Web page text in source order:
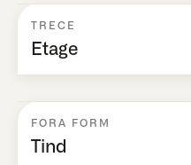
TRECE
Etage
FORA FORM
Tind